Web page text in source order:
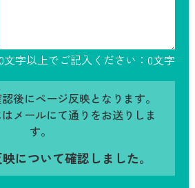
文字以上でご記入ください： 0文字
後にページ反映となります。
メールにて通りをお送りしま
す。
について確認しました。